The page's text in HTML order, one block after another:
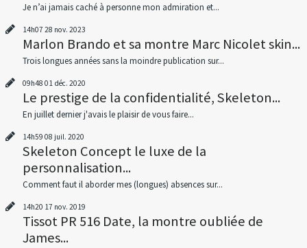
Je n’ai jamais caché à personne mon admiration et...
14h07 28 nov. 2023
Marlon Brando et sa montre Marc Nicolet skin...
Trois longues années sans la moindre publication sur...
09h48 01 déc. 2020
Le prestige de la confidentialité, Skeleton...
En juillet dernier j'avais le plaisir de vous faire...
14h59 08 juil. 2020
Skeleton Concept le luxe de la
personnalisation...
Comment faut il aborder mes (longues) absences sur...
14h20 17 nov. 2019
Tissot PR 516 Date, la montre oubliée de
James...